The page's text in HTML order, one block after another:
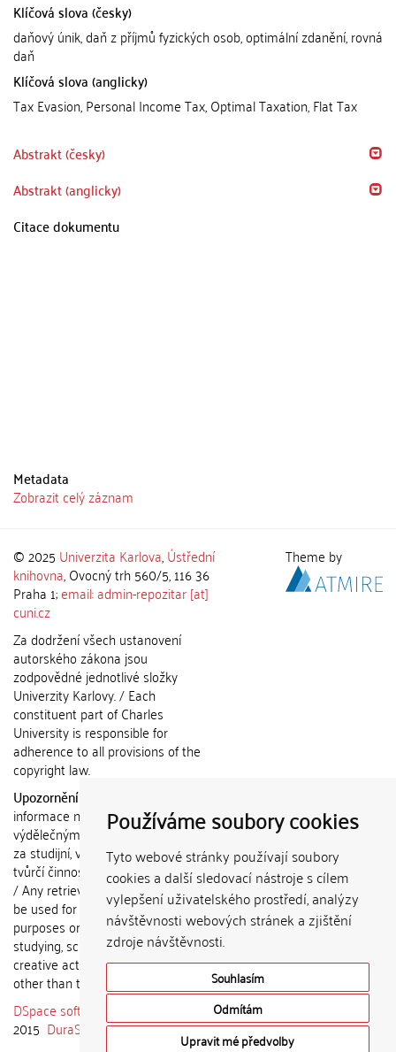
Používáme soubory cookies
Tyto webové stránky používají soubory
cookies a další sledovací nástroje s cílem
vylepšení uživatelského prostředí, analýzy
návštěvnosti webových stránek a zjištění
zdroje návštěvnosti.
Souhlasím
Odmítám
Upravit mé předvolby
Klíčová slova (česky)
daňový únik, daň z příjmů fyzických osob, optimální zdanění, rovná
daň
Klíčová slova (anglicky)
Tax Evasion, Personal Income Tax, Optimal Taxation, Flat Tax
Abstrakt (česky)
Abstrakt (anglicky)
Citace dokumentu
Metadata
Zobrazit celý záznam
© 2025 Univerzita Karlova,Ústřední
knihovna, Ovocný trh 560/5, 116 36
Praha 1;email: admin-repozitar [at]
cuni.cz
Za dodržení všech ustanovení
autorského zákona jsou
zodpovědné jednotlivé složky
Univerzity Karlovy. / Each
constituent part of Charles
University is responsible for
adherence to all provisions of the
copyright law.
Upozornění / Notice:
informace nemohou být použity k
výdělečným účelům nebo vydávány
za studijní, vědeckou nebo jinou
tvůrčí činnost jiné osoby než autora.
/ Any retrieved information shall not
be used for any commercial
purposes or claimed as results of
studying, scientific or any other
creative activities of any person
other than the author.
DSpace software
copyright © 2002-
2015 DuraSpace
Theme by